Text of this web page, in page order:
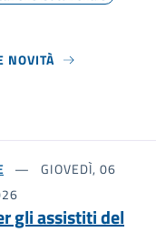
NOVITÀ
GIOVEDÌ, 06
gli assistiti del